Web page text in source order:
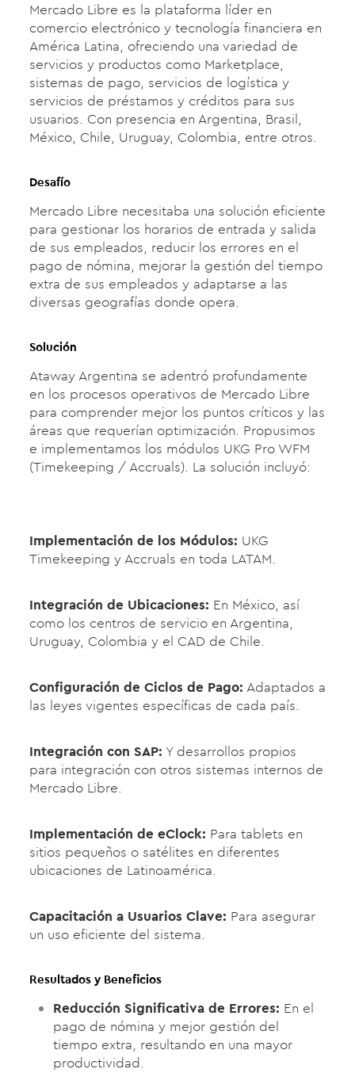
Mercado Libre es la plataforma líder en
comercio electrónico y tecnología financiera en
América Latina, ofreciendo una variedad de
servicios y productos como Marketplace,
sistemas de pago, servicios de logística y
servicios de préstamos y créditos para sus
usuarios. Con presencia en Argentina, Brasil,
México, Chile, Uruguay, Colombia, entre otros.
Desafío
Mercado Libre necesitaba una solución eficiente
para gestionar los horarios de entrada y salida
de sus empleados, reducir los errores en el
pago de nómina, mejorar la gestión del tiempo
extra de sus empleados y adaptarse a las
diversas geografías donde opera.
Solución
Ataway Argentina se adentró profundamente
en los procesos operativos de Mercado Libre
para comprender mejor los puntos críticos y las
áreas que requerían optimización. Propusimos
e implementamos los módulos UKG Pro WFM
(Timekeeping / Accruals). La solución incluyó:
Implementación de los Módulos: UKG
Timekeeping y Accruals en toda LATAM.
Integración de Ubicaciones: En México, así
como los centros de servicio en Argentina,
Uruguay, Colombia y el CAD de Chile.
Configuración de Ciclos de Pago: Adaptados a
las leyes vigentes específicas de cada país.
Integración con SAP: Y desarrollos propios
para integración con otros sistemas internos de
Mercado Libre.
Implementación de eClock: Para tablets en
sitios pequeños o satélites en diferentes
ubicaciones de Latinoamérica.
Capacitación a Usuarios Clave: Para asegurar
un uso eficiente del sistema.
Resultados y Beneficios
Reducción Significativa de Errores: En el
pago de nómina y mejor gestión del
tiempo extra, resultando en una mayor
productividad.